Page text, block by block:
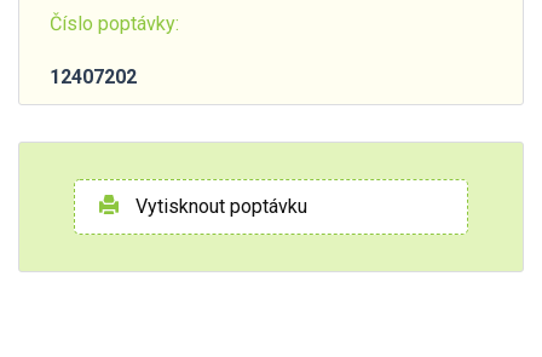
Číslo poptávky:
12407202
Vytisknout poptávku